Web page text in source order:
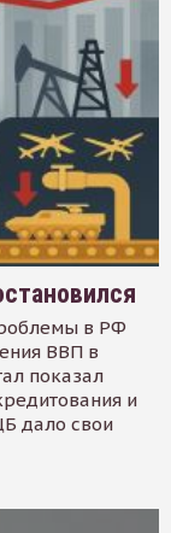
в РФ
ВВП в
показал
и
дало свои